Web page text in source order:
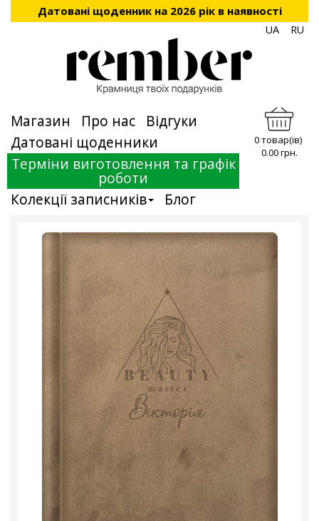
Датовані щоденник на 2026 рік в наявності
UA RU
Магазин Про нас
Відгуки
Датовані щоденники
Терміни виготовлення та графік
роботи
Колекції записників
Блог
0 товар(ів)
0.00 грн.